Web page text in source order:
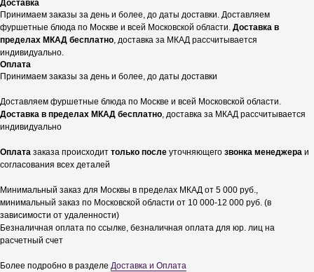
Доставка
Принимаем заказы за день и более, до даты доставки. Доставляем
фуршетные блюда по Москве и всей Московской области. Доставка в
пределах МКАД бесплатно, доставка за МКАД рассчитывается
индивидуально.
Оплата
Принимаем заказы за день и более, до даты доставки
Доставляем фуршетные блюда по Москве и всей Московской области.
Доставка в пределах МКАД бесплатно, доставка за МКАД рассчитывается
индивидуально
Оплата заказа происходит только после уточняющего звонка менеджера и
согласования всех деталей
Минимальный заказ для Москвы в пределах МКАД от 5 000 руб.,
минимальный заказ по Московской области от 10 000-12 000 руб. (в
зависимости от удаленности)
Безналичная оплата по ссылке, безналичная оплата для юр. лиц на
расчетный счет
Более подробно в разделе Доставка и Оплата